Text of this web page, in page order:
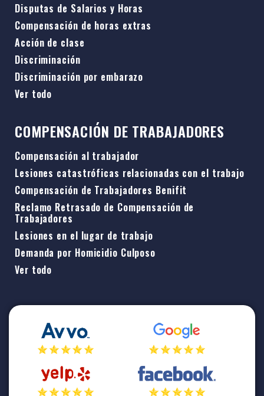
COMPENSACIÓN DE TRABAJADORES
Compensación al trabajador
Lesiones catastróficas relacionadas con el trabajo
Compensación de Trabajadores Benifit
Reclamo Retrasado de Compensación de
Trabajadores
Lesiones en el lugar de trabajo
Demanda por Homicidio Culposo
Ver todo
Disputas de Salarios y Horas
Compensación de horas extras
Acción de clase
Discriminación
Discriminación por embarazo
Ver todo